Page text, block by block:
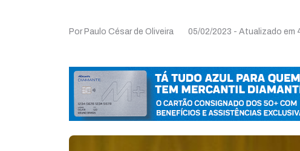
Por Paulo César de Oliveira 05/02/2023 - Atualizado em